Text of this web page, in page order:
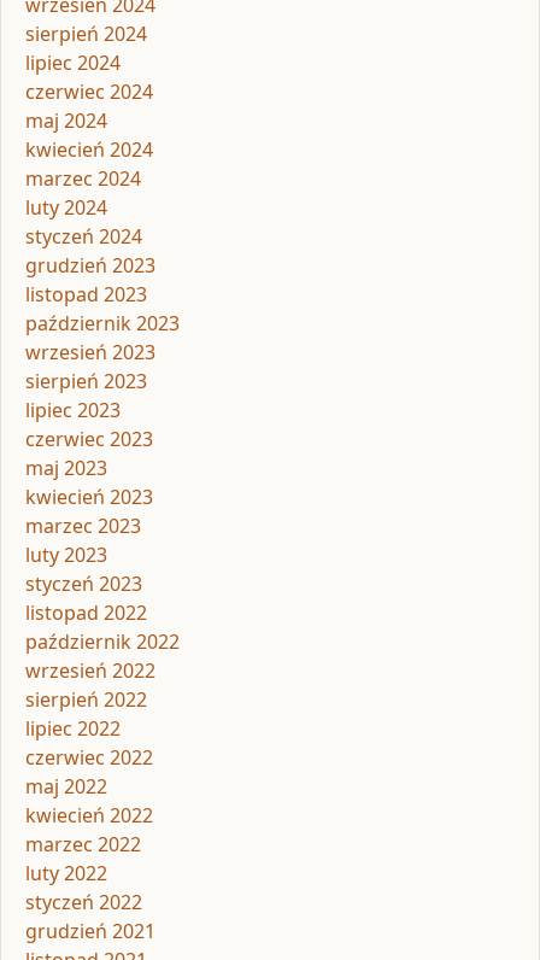
sierpień 2024
lipiec 2024
czerwiec 2024
maj 2024
kwiecień 2024
marzec 2024
luty 2024
styczeń 2024
grudzień 2023
listopad 2023
październik 2023
wrzesień 2023
sierpień 2023
lipiec 2023
czerwiec 2023
maj 2023
kwiecień 2023
marzec 2023
luty 2023
styczeń 2023
listopad 2022
październik 2022
wrzesień 2022
sierpień 2022
lipiec 2022
czerwiec 2022
maj 2022
kwiecień 2022
marzec 2022
luty 2022
styczeń 2022
grudzień 2021